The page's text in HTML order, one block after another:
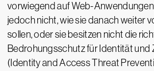
vorwiegend auf Web-
jedoch nicht, wie sie danach weiter
sollen, oder sie besitzen nicht die
Bedrohungsschutz für Identität und
(Identity and Access Threat